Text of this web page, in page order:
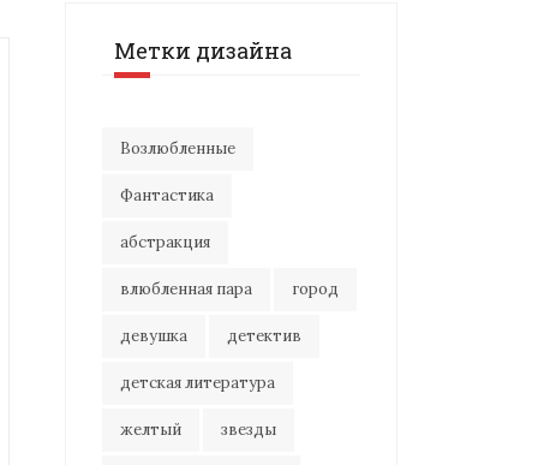
Метки дизайна
Возлюбленные
Фантастика
абстракция
влюбленная пара город
девушка детектив
детская литература
желтый звезды